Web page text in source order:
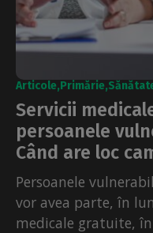
Articole Primărie
Servicii
persoanele
Când are loc
Persoanele
vor avea parte, în
medicale gratuite,